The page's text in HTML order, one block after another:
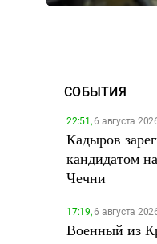
СОБЫТИЯ
22:51,6 августа
Кадыров
кандидатом
Чечни
17:19,6 августа
Военный из